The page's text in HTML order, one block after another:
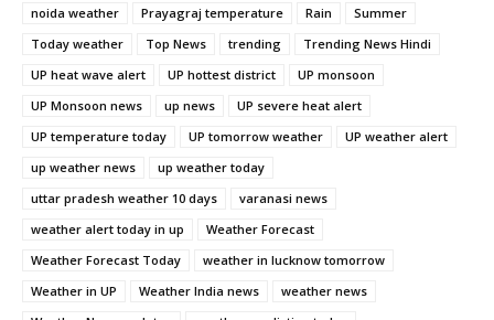
noida weather
Prayagraj temperature Rain
Summer
Today weather
Top News trending
Trending News Hindi
UP heat wave alert
UP hottest district
UP monsoon
UP Monsoon news
up news
UP severe heat alert
UP temperature today
UP tomorrow weather
UP weather alert
up weather news
up weather today
uttar pradesh weather 10 days
varanasi news
weather alert today in up
Weather Forecast
Weather Forecast Today
weather in lucknow tomorrow
Weather in UP
Weather India news
weather news